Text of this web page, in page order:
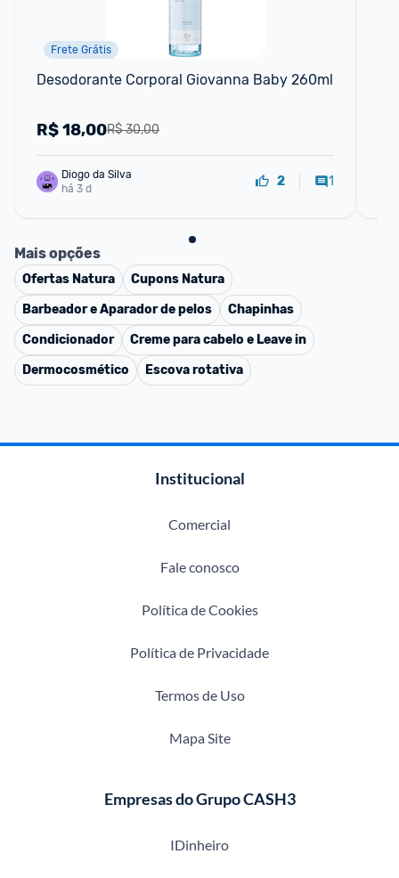
Frete Grátis
Desodorante Corporal Giovanna Baby 260ml
R$ 30,00
R$18,00
Diogo da Silva
há 3 d
2 1
Mais opções
Ofertas Natura Cupons Natura
Barbeador e Aparador de pelos
Chapinhas
Condicionador
Creme para cabelo e Leave in
Dermocosmético
Escova rotativa
Institucional
Comercial
Fale conosco
Política de Cookies
Política de Privacidade
Termos de Uso
Mapa Site
Empresas do Grupo CASH3
IDinheiro